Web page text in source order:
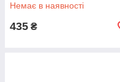
Немає в наявності
435 ₴